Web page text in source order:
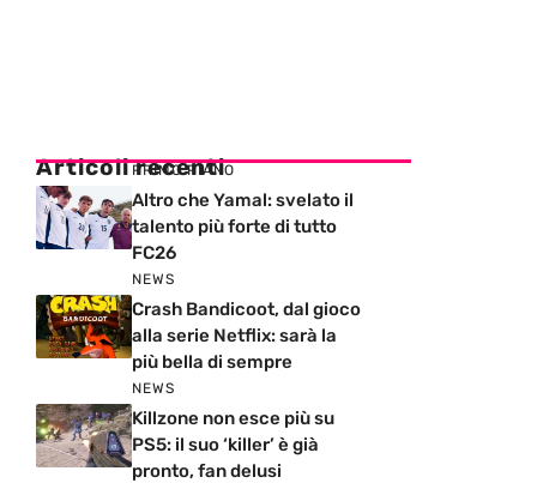
Articoli recenti
PRIMO PIANO
Altro che Yamal: svelato il
talento più forte di tutto
FC26
NEWS
Crash Bandicoot, dal gioco
alla serie Netflix: sarà la
più bella di sempre
NEWS
Killzone non esce più su
PS5: il suo ‘killer’ è già
pronto, fan delusi